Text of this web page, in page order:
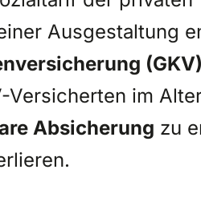
Ausgestaltung
(GKV)
Versicherten im
Absicherung zu